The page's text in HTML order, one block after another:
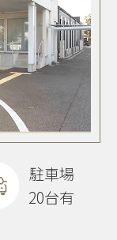
駐車場
20台有